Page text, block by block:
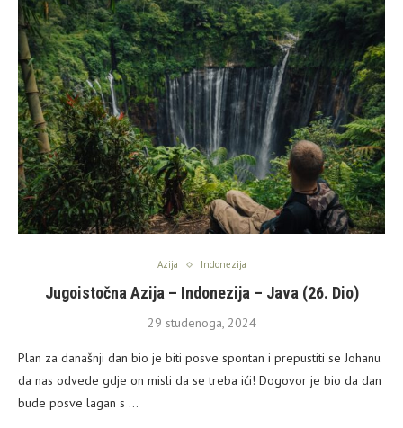
Azija Indonezija
Jugoistočna Azija – Indonezija – Java (26. Dio)
29 studenoga, 2024
Plan za današnji dan bio je biti posve spontan i prepustiti se Johanu
da nas odvede gdje on misli da se treba ići! Dogovor je bio da dan
bude posve lagan s …